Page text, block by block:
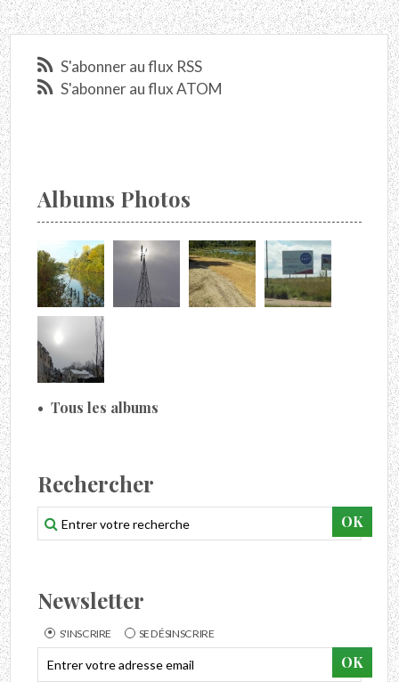
S'abonner au flux RSS
S'abonner au flux ATOM
Albums Photos
Tous les albums
Rechercher
Newsletter
S'INSCRIRE SE DÉSINSCRIRE